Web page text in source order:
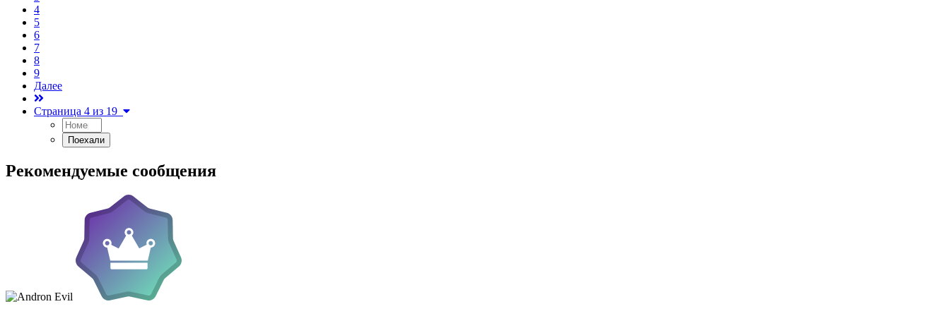
4
5
6
7
8
9
Далее
Страница 4 из 19
Рекомендуемые сообщения